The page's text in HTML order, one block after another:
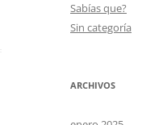
Sabías que?
Sin categoría
ARCHIVOS